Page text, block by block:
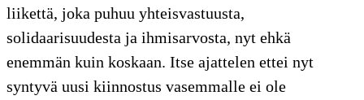
liikettä, joka puhuu yhteisvastuusta,
solidaarisuudesta ja ihmisarvosta, nyt ehkä
enemmän kuin koskaan. Itse ajattelen ettei nyt
syntyvä uusi kiinnostus vasemmalle ei ole